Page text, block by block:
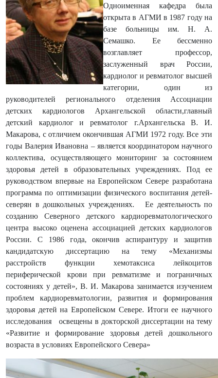
Одноименная кафедра была
открыта в АГМИ в 1987 году на
базе больницы им. Н. А.
Семашко. Ее бессменно
возглавляет профессор,
заслуженный врач России,
кардиолог и ревматолог высшей
категории, один из
руководителей регионального отделения Ассоциации
детских кардиологов Архангельской области,главный
детский кардиолог и ревматолог г.Архангельска В. И.
Макарова, с отличием окончившая АГМИ 1972 году. Все эти
годы Валерия Ивановна – является координатором научного
коллектива, осуществляющего мониторинг за состоянием
здоровья детей в образовательных учреждениях. Под ее
руководством впервые на Европейском Севере разработана
программа по оптимизации физического воспитания детей-
северян в дошкольных учреждениях. Ее деятельность по
созданию Северного детского кардиоревматологического
центра высоко оценена ассоциацией детских кардиологов
России. С 1986 года, окончив аспирантуруи защитив
кандидатскую диссертацию на тему «Механизмы
расстройств функции хемотаксиса лейкоцитов
периферической крови при ревматизме и пограничных
состояниях у детей», В. И. Макарова занимается изучением
проблем кардиоревматологии, развития и формирования
здоровья детей на Европейском Севере. Итоги ее научного
исследования освещены в докторской диссертации на тему
«Развитие и формирование здоровья детей дошкольного
возраста в условиях Европейского Севера»